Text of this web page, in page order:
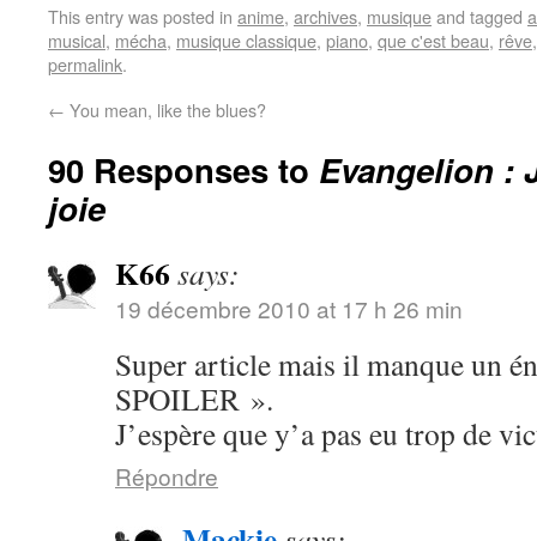
This entry was posted in anime, archives, musiqueand tagged
musical, mécha, musique classique, piano, que c'est beau, rêve
permalink.
← You mean, like the blues?
90 Responses to Evangelion :
joie
K66 says:
19 décembre 2010 at 17 h 26 min
Super article mais il manque un
SPOILER ».
J’espère que y’a pas eu trop de
Répondre